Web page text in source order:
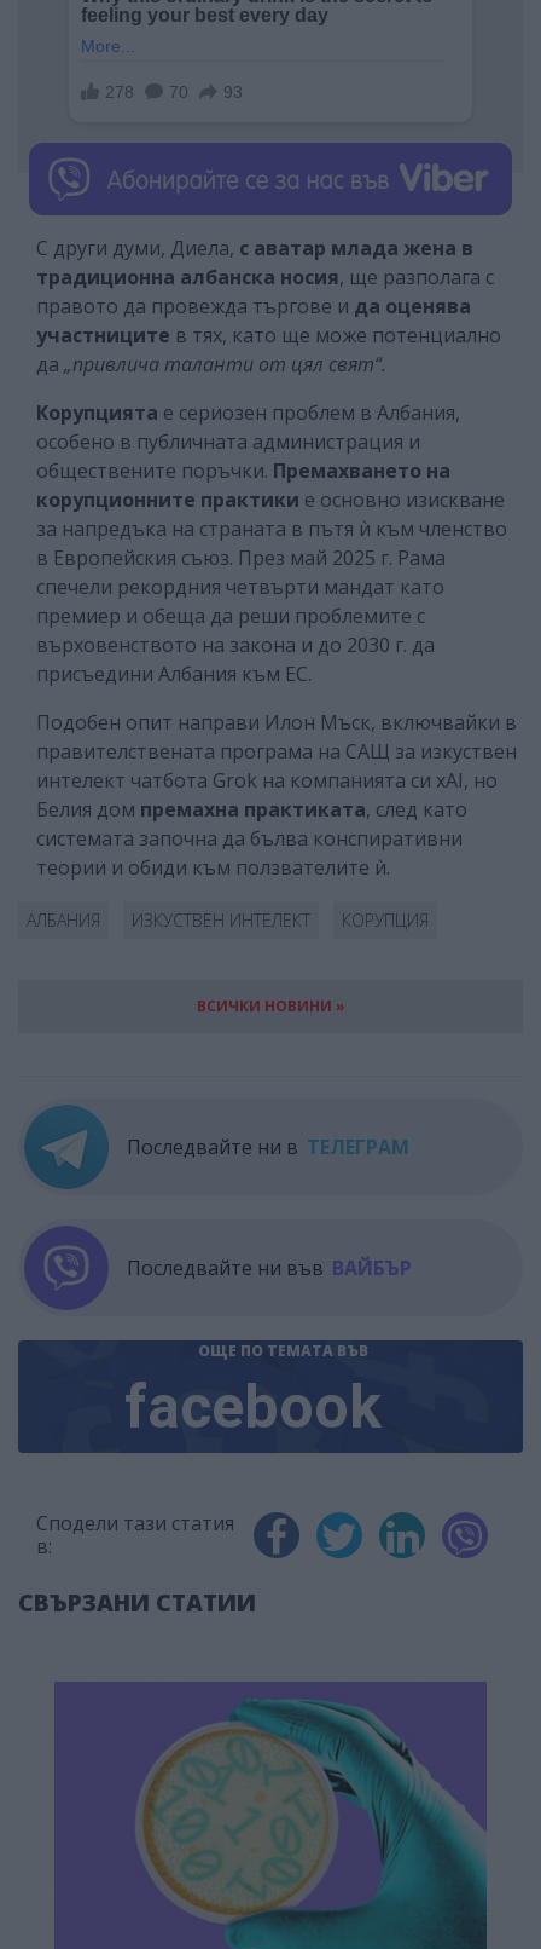
С други думи, Диела, с аватар млада жена в
традиционна албанска носия, ще разполага с
правото да провежда търгове и да оценява
участниците в тях, като ще може потенциално
да „привлича таланти от цял ​​свят“.
Корупцията е сериозен проблем в Албания,
особено в публичната администрация и
обществените поръчки. Премахването на
корупционните практики е основно изискване
за напредъка на страната в пътя ѝ към членство
в Европейския съюз. През май 2025 г. Рама
спечели рекордния четвърти мандат като
премиер и обеща да реши проблемите с
върховенството на закона и до 2030 г. да
присъедини Албания към ЕС.
Подобен опит направи Илон Мъск, включвайки в
правителствената програма на САЩ за изкуствен
интелект чатбота Grok на компанията си xAI, но
Белия дом премахна практиката, след като
системата започна да бълва конспиративни
теории и обиди към ползвателите ѝ.
АЛБАНИЯ ИЗКУСТВЕН ИНТЕЛЕКТ КОРУПЦИЯ
ВСИЧКИ НОВИНИ »
Последвайте ни в ТЕЛЕГРАМ
Последвайте ни във ВАЙБЪР
ОЩЕ ПО ТЕМАТА ВЪВ
facebook
Сподели тази статия
в:
СВЪРЗАНИ СТАТИИ